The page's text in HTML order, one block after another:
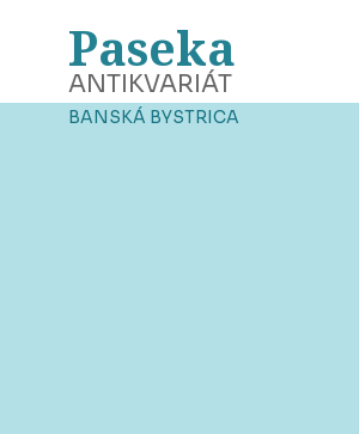
Paseka
ANTIKVARIÁT
BANSKÁ BYSTRICA